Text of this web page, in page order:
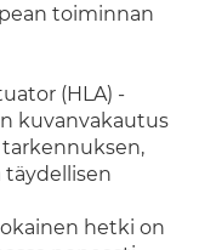
toiminnan
(HLA) -
kuvanvakautus
hetki on